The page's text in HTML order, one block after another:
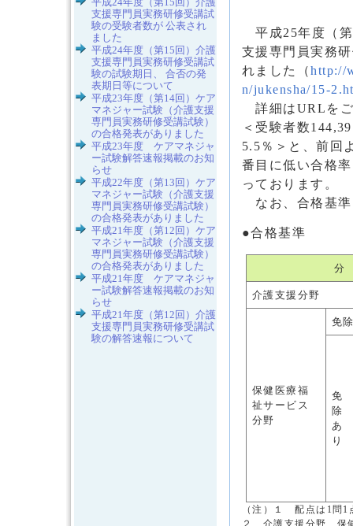
平成25年度（第
支援専門員実務
れました（http://
n/jukensha/15-
詳細はURLをご
＜受験者数
5.5％＞と、前回
番目に低い合格
っております。
なお、合格基準
●合格基準
分
介護支援分野
保健医療福
祉サービス
分野
免
免
除
あ
り
（注）１ 配点は1問1
２ 介護支援分野、保
支援専門員実務研修受講試
験の受験者数が 公表され
ました
平成24年度（第15回）介護
支援専門員実務研修受講試
験の試験期日、 合否の発
表期日等について
平成23年度（第14回）ケア
マネジャー試験（介護支援
専門員実務研修受講試験）
の合格発表がありました
平成23年度 ケアマネジャ
ー試験解答速報掲載のお知
らせ
平成22年度（第13回）ケア
マネジャー試験（介護支援
専門員実務研修受講試験）
の合格発表がありました
平成21年度（第12回）ケア
マネジャー試験（介護支援
専門員実務研修受講試験）
の合格発表がありました
平成21年度 ケアマネジャ
ー試験解答速報掲載のお知
らせ
平成21年度（第12回）介護
支援専門員実務研修受講試
験の解答速報について